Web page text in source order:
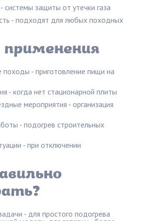
системы защиты от утечки газа
- подходят для любых походных
походы - приготовление пищи на
- когда нет стационарной плиты
мероприятия - организация
- подогрев строительных
- при отключении
- для простого подогрева